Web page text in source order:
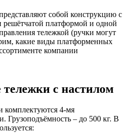
собой конструкцию с
платформой и одной
тележкой (ручки могут
какие виды платформенных
компании
с настилом
4-мя
– до 500 кг. В